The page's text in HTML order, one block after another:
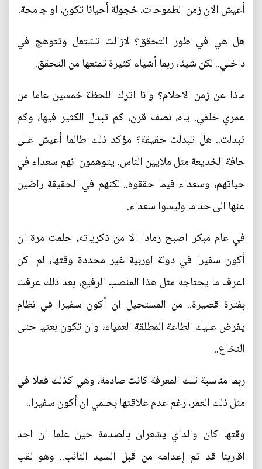
أعيش الان زمن الطموحات، خجولة أحيانا تكون، او جامحة.
هل هي في طور التحقق؟ لازالت تشتعل وتتوهج في
داخلي.. لكن شيئا، ربما أشياء كثيرة تمنعها من التحقق.
ماذا عن زمن الاحلام؟ وانا اترك اللحظة خمسين عاما من
عمري خلفي. ياه، نصف قرن، كم تبدل الكثير فيها، وكم
تبدلت.. هل تبدلت حقيقة؟ مؤكد ذلك طالما أعيش على
حافة الخديعة مثل ملايين الناس. يتوهمون انهم سعداء في
حياتهم، وسعداء فيما حققوه.. لكنهم في الحقيقة راضين
عنها الى حد ما وليسوا سعداء.
في عام مبكر اصبح رمادا الا من ذكرياته، حلمت مرة ان
أكون سفيرا في دولة اوربية غير محددة وقتها، لم اكن
اعرف ما يحتاجه مثل هذا المنصب الرفيع، بعد ذلك عرفت
بفترة قصيرة.. من المستحيل ان أكون سفيرا في نظام
يفرض عليك الطاعة المطلقة العمياء، وان تكون بعثيا حتى
النخاع..
ربما مناسبة تلك المعرفة كانت صادمة، وهي كذلك فعلا في
مثل ذلك العمر، رغم عدم علاقتها بحلمي ان أكون سفيرا..
وقتها كان والداي يشعران بالصدمة حين علما ان احد
اقاربنا قد تم إعدامه من قبل السيد النائب.. وهو لقب